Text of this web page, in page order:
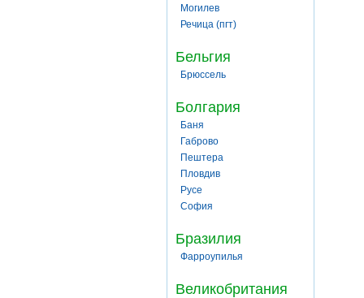
Могилев
Речица (пгт)
Бельгия
Брюссель
Болгария
Баня
Габрово
Пештера
Пловдив
Русе
София
Бразилия
Фарроупилья
Великобритания